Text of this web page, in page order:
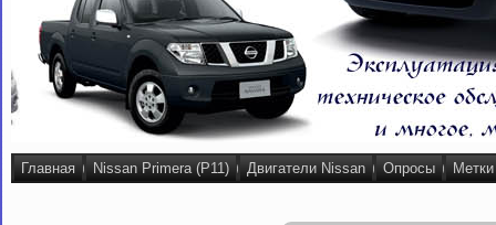
Главная Nissan Primera (P11) Двигатели Nissan Опросы Метки